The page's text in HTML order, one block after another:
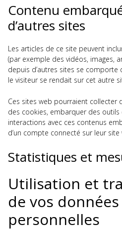
Contenu
d’autres sites
Les articles de ce site peuvent
(par exemple des vidéos, images,
depuis d’autres sites se
le visiteur se rendait sur cet autre
Ces sites web pourraient collecter
des cookies, embarquer des outils
interactions avec ces contenus
d’un compte connecté sur leur site
Statistiques et
Utilisation et
de vos données
personnelles